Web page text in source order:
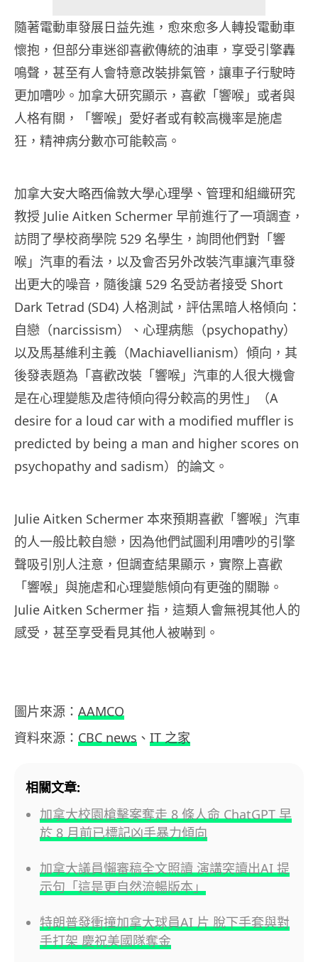
隨著電動車發展日益先進，愈來愈多人轉投電動車
懷抱，但部分車迷卻喜歡傳統的油車，享受引擎轟
鳴聲，甚至有人會特意改裝排氣管，讓車子行駛時
更加嘈吵。加拿大研究顯示，喜歡「響喉」或者與
人格有關，「響喉」愛好者或有較高機率是施虐
狂，精神病分數亦可能較高。
加拿大安大略西倫敦大學心理學、管理和組織研究
教授 Julie Aitken Schermer 早前進行了一項調查，
訪問了學校商學院 529 名學生，詢問他們對「響
喉」汽車的看法，以及會否另外改裝汽車讓汽車發
出更大的噪音，隨後讓 529 名受訪者接受 Short
Dark Tetrad (SD4) 人格測試，評估黑暗人格傾向：
自戀（narcissism）、心理病態（psychopathy）
以及馬基維利主義（Machiavellianism）傾向，其
後發表題為「喜歡改裝「響喉」汽車的人很大機會
是在心理變態及虐待傾向得分較高的男性」（A
desire for a loud car with a modified muffler is
predicted by being a man and higher scores on
psychopathy and sadism）的論文。
Julie Aitken Schermer 本來預期喜歡「響喉」汽車
的人一般比較自戀，因為他們試圖利用嘈吵的引擎
聲吸引別人注意，但調查結果顯示，實際上喜歡
「響喉」 與施虐和心理變態傾向有更強的關聯。
Julie Aitken Schermer 指，這類人會無視其他人的
感受，甚至享受看見其他人被嚇到。
圖片來源： AAMCO
資料來源： CBC news 、 IT 之家
相關文章:
加拿大校園槍擊案奪走 8 條人命 ChatGPT 早
於 8 月前已標記凶手暴力傾向
加拿大議員懶審稿全文照讀 演講突讀出AI 提
示句「這是更自然流暢版本」
特朗普發衝撞加拿大球員AI 片 脫下手套與對
手打架 慶祝美國隊奪金